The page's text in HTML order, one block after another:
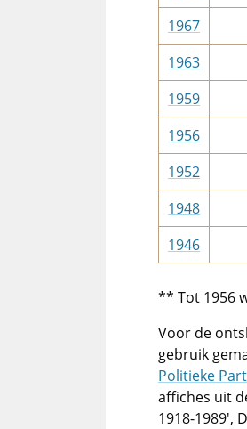
1967
1963
1959
1956
1952
1948
1946
** Tot 1956
Voor de
gebruik
Politieke
affiches uit
1918-1989',